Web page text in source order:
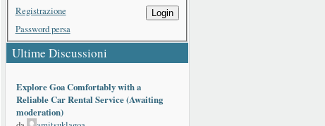
Login
Registrazione
Password persa
Ultime Discussioni
Explore Goa Comfortably with a
Reliable Car Rental Service (Awaiting
moderation)